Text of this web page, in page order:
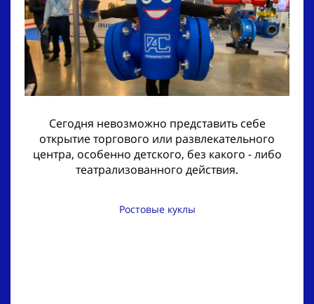
Сегодня невозможно представить себе
открытие торгового или развлекательного
центра, особенно детского, без какого - либо
театрализованного действия.
Ростовые куклы